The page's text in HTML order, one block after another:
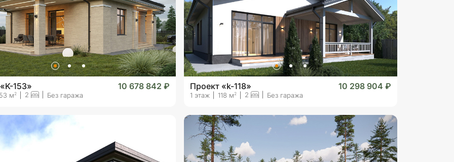
153» 10 678 842 ₽
м2 2 Без гаража
Проект «k-118» 10 298 904 ₽
1 этаж 118 м2 2 Без гаража